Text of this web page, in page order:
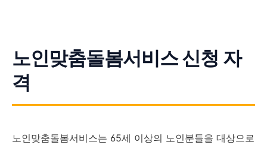
노인맞춤돌봄서비스 신청 자
격
노인맞춤돌봄서비스는 65세 이상의 노인분들을 대상으로